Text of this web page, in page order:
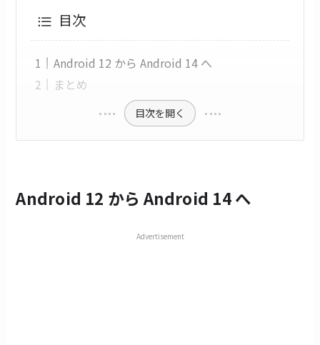
目次
Android 12 から Android 14 へ
まとめ
目次を開く
Android 12 から Android 14 へ
Advertisement